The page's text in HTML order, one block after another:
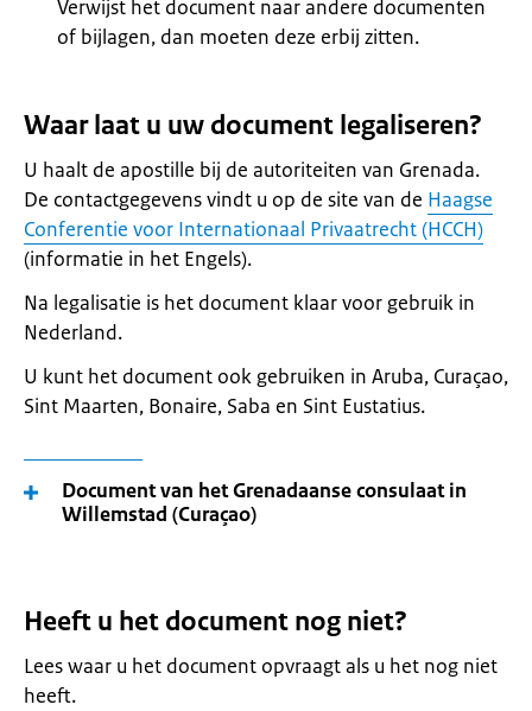
Verwijst het document naar andere documenten
of bijlagen, dan moeten deze erbij zitten.
Waar laat u uw document legaliseren?
U haalt de apostille bij de autoriteiten van Grenada.
De contactgegevens vindt u op de site van de Haagse
Conferentie voor Internationaal Privaatrecht (HCCH)
(informatie in het Engels).
Na legalisatie is het document klaar voor gebruik in
Nederland.
U kunt het document ook gebruiken in Aruba, Curaçao,
Sint Maarten, Bonaire, Saba en Sint Eustatius.
Document van het Grenadaanse consulaat in
Willemstad (Curaçao)
Heeft u het document nog niet?
Lees waar u het document opvraagt als u het nog niet
heeft.